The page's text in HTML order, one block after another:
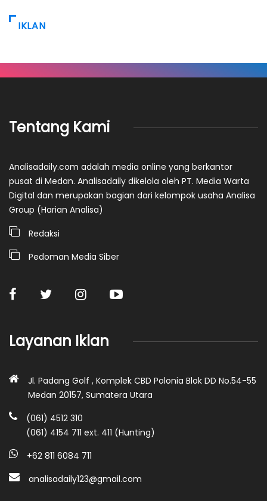
IKLAN
Tentang Kami
Analisadaily.com adalah media online yang berkantor
pusat di Medan. Analisadaily dikelola oleh PT. Media Warta
Digital dan merupakan bagian dari kelompok usaha Analisa
Group (Harian Analisa)
Redaksi
Pedoman Media Siber
Layanan Iklan
Jl. Padang Golf , Komplek CBD Polonia Blok DD No.54-55
Medan 20157, Sumatera Utara
(061) 4512 310
(061) 4154 711 ext. 411 (Hunting)
+62 811 6084 711
analisadaily123@gmail.com